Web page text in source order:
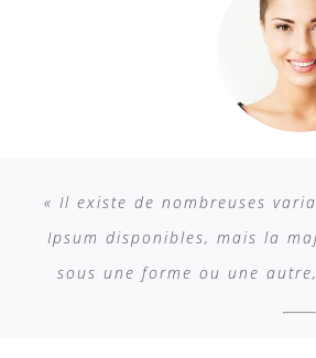
« Il existe de nombreuses
Ipsum disponibles, mais la
sous une forme ou une